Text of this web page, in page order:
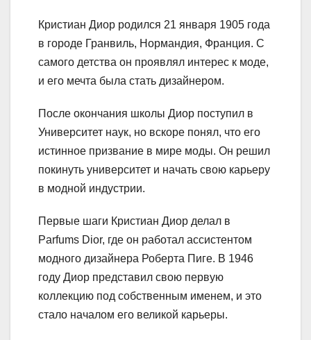
Кристиан Диор родился 21 января 1905 года
в городе Гранвиль, Нормандия, Франция. С
самого детства он проявлял интерес к моде,
и его мечта была стать дизайнером.
После окончания школы Диор поступил в
Университет наук, но вскоре понял, что его
истинное призвание в мире моды. Он решил
покинуть университет и начать свою карьеру
в модной индустрии.
Первые шаги Кристиан Диор делал в
Parfums Dior, где он работал ассистентом
модного дизайнера Роберта Пиге. В 1946
году Диор представил свою первую
коллекцию под собственным именем, и это
стало началом его великой карьеры.